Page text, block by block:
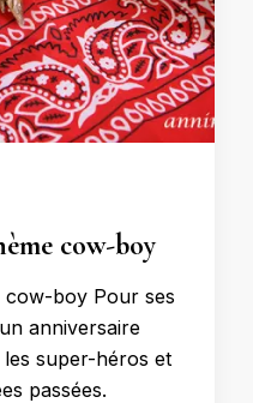
cow-boy
cow-boy Pour ses
anniversaire
super-héros et
passées.